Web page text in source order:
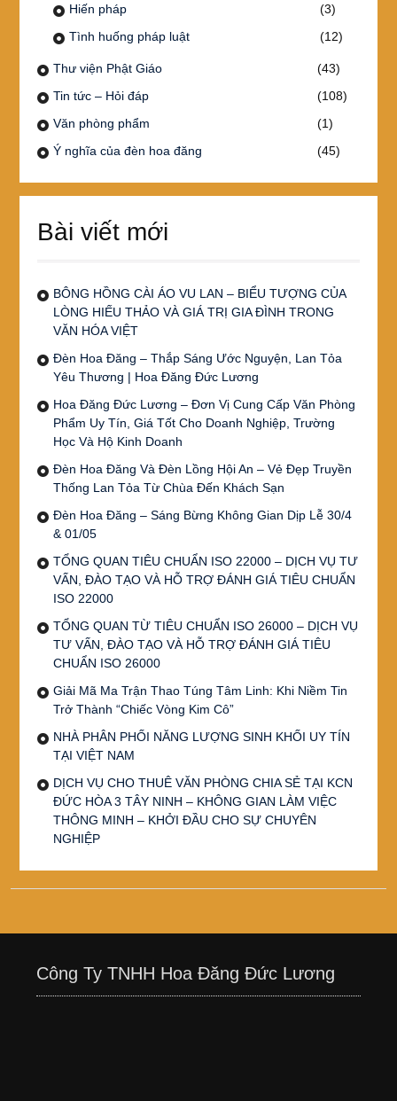
Hiến pháp
(3)
Tình huống pháp luật
(12)
Thư viện Phật Giáo
(43)
Tin tức – Hỏi đáp
(108)
Văn phòng phẩm
(1)
Ý nghĩa của đèn hoa đăng
(45)
Bài viết mới
BÔNG HỒNG CÀI ÁO VU LAN – BIỂU TƯỢNG CỦA
LÒNG HIẾU THẢO VÀ GIÁ TRỊ GIA ĐÌNH TRONG
VĂN HÓA VIỆT
Đèn Hoa Đăng – Thắp Sáng Ước Nguyện, Lan Tỏa
Yêu Thương | Hoa Đăng Đức Lương
Hoa Đăng Đức Lương – Đơn Vị Cung Cấp Văn Phòng
Phẩm Uy Tín, Giá Tốt Cho Doanh Nghiệp, Trường
Học Và Hộ Kinh Doanh
Đèn Hoa Đăng Và Đèn Lồng Hội An – Vẻ Đẹp Truyền
Thống Lan Tỏa Từ Chùa Đến Khách Sạn
Đèn Hoa Đăng – Sáng Bừng Không Gian Dịp Lễ 30/4
& 01/05
TỔNG QUAN TIÊU CHUẨN ISO 22000 – DỊCH VỤ TƯ
VẤN, ĐÀO TẠO VÀ HỖ TRỢ ĐÁNH GIÁ TIÊU CHUẨN
ISO 22000
TỔNG QUAN TỪ TIÊU CHUẨN ISO 26000 – DỊCH VỤ
TƯ VẤN, ĐÀO TẠO VÀ HỖ TRỢ ĐÁNH GIÁ TIÊU
CHUẨN ISO 26000
Giải Mã Ma Trận Thao Túng Tâm Linh: Khi Niềm Tin
Trở Thành “Chiếc Vòng Kim Cô”
NHÀ PHÂN PHỐI NĂNG LƯỢNG SINH KHỐI UY TÍN
TẠI VIỆT NAM
DỊCH VỤ CHO THUÊ VĂN PHÒNG CHIA SẺ TẠI KCN
ĐỨC HÒA 3 TÂY NINH – KHÔNG GIAN LÀM VIỆC
THÔNG MINH – KHỞI ĐẦU CHO SỰ CHUYÊN
NGHIỆP
Công Ty TNHH Hoa Đăng Đức Lương